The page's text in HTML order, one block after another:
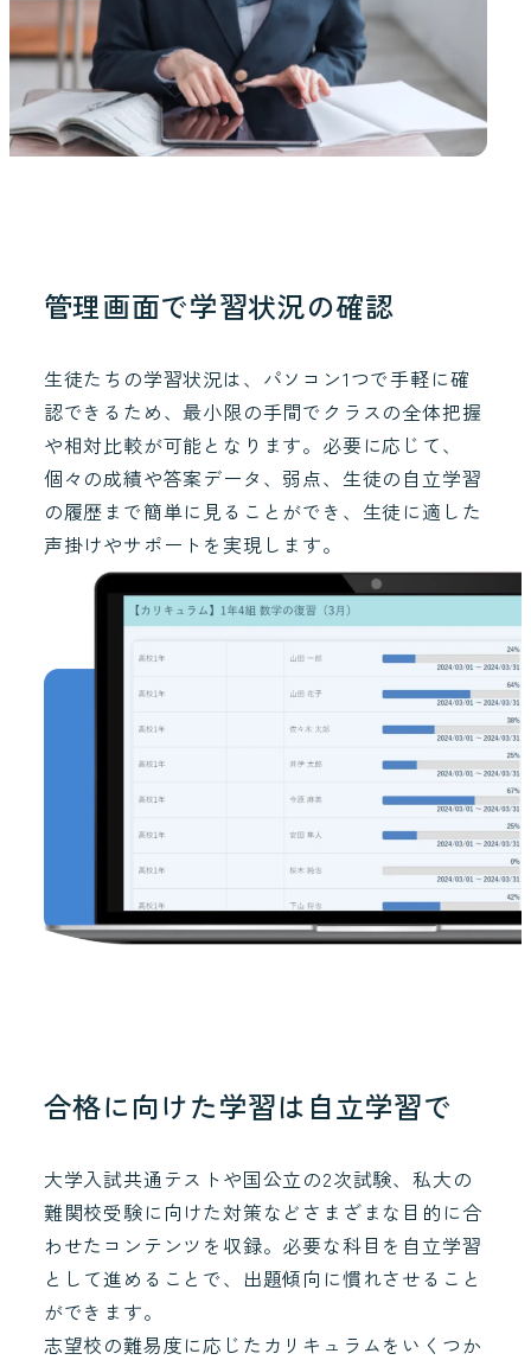
管理画面で学習状況の確認
生徒たちの学習状況は、パソコン1つで手軽に確
認できるため、最小限の手間でクラスの全体把握
や相対比較が可能となります。必要に応じて、
個々の成績や答案データ、弱点、生徒の自立学習
の履歴まで簡単に見ることができ、生徒に適した
声掛けやサポートを実現します。
合格に向けた学習は自立学習で
大学入試共通テストや国公立の2次試験、私大の
難関校受験に向けた対策などさまざまな目的に合
わせたコンテンツを収録。必要な科目を自立学習
として進めることで、出題傾向に慣れさせること
ができます。
志望校の難易度に応じたカリキュラムをいくつか